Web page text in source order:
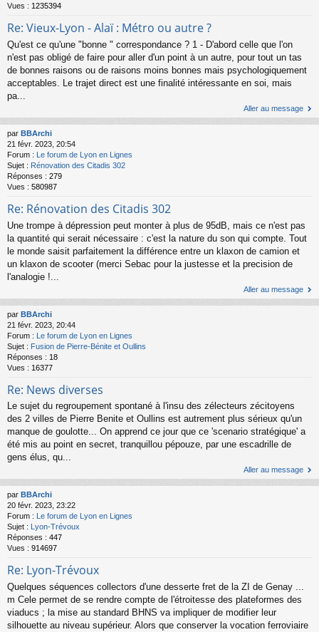
Vues : 1235394
Re: Vieux-Lyon - Alaï : Métro ou autre ?
Qu'est ce qu'une "bonne " correspondance ? 1 - D'abord celle que l'on
n'est pas obligé de faire pour aller d'un point à un autre, pour tout un tas
de bonnes raisons ou de raisons moins bonnes mais psychologiquement
acceptables. Le trajet direct est une finalité intéressante en soi, mais
pa...
Aller au message
par BBArchi
21 févr. 2023, 20:54
Forum : Le forum de Lyon en Lignes
Sujet : Rénovation des Citadis 302
Réponses : 279
Vues : 580987
Re: Rénovation des Citadis 302
Une trompe à dépression peut monter à plus de 95dB, mais ce n'est pas
la quantité qui serait nécessaire : c'est la nature du son qui compte. Tout
le monde saisit parfaitement la différence entre un klaxon de camion et
un klaxon de scooter (merci Sebac pour la justesse et la precision de
l'analogie !...
Aller au message
par BBArchi
21 févr. 2023, 20:44
Forum : Le forum de Lyon en Lignes
Sujet : Fusion de Pierre-Bénite et Oullins
Réponses : 18
Vues : 16377
Re: News diverses
Le sujet du regroupement spontané à l'insu des zélecteurs zécitoyens
des 2 villes de Pierre Benite et Oullins est autrement plus sérieux qu'un
manque de goulotte... On apprend ce jour que ce 'scenario stratégique' a
été mis au point en secret, tranquillou pépouze, par une escadrille de
gens élus, qu...
Aller au message
par BBArchi
20 févr. 2023, 23:22
Forum :
Le forum de Lyon en Lignes
Sujet :
Lyon-Trévoux
Réponses : 447
Vues : 914697
Re: Lyon-Trévoux
Quelques séquences collectors d'une desserte fret de la ZI de Genay ...
m Cele permet de se rendre compte de l'étroitesse des plateformes des
viaducs ; la mise au standard BHNS va impliquer de modifier leur
silhouette au niveau supérieur. Alors que conserver la vocation ferroviaire